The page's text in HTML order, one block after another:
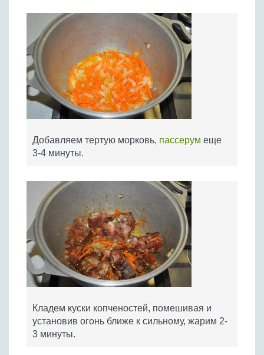
Добавляем тертую морковь, пассерум еще
3-4 минуты.
Кладем куски копченостей, помешивая и
установив огонь ближе к сильному, жарим 2-
3 минуты.